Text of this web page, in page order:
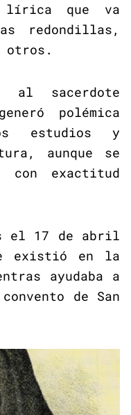
que va
redondillas,
al sacerdote
polémica
estudios y
aunque se
con exactitud
el 17 de abril
existió en la
ayudaba a
de San